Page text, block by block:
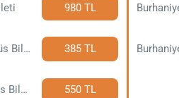
980 TL
Burhaniye - Çanakkale Otobüs Bileti 385 TL
Burhaniye - Menemen Otobüs Bileti 550 TL